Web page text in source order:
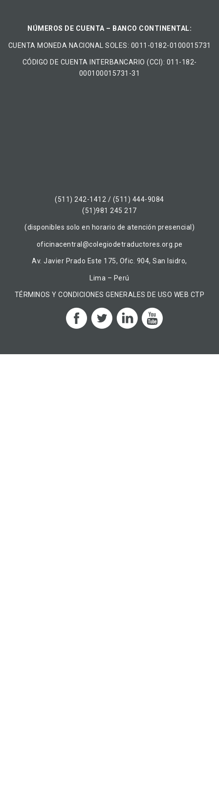
NÚMEROS DE CUENTA – BANCO CONTINENTAL:
CUENTA MONEDA NACIONAL​ ​SOLES​: 0011-0182-0100015731
CÓDIGO DE CUENTA INTERBANCARIO (CCI): 011-182-
000100015731-31
(511) 242-1412 / (511) 444-9084
(51)981 245 217
(disponibles solo en horario de atención presencial)
oficinacentral@colegiodetraductores.org.pe
Av. Javier Prado Este 175, Ofic. 904, San Isidro,
Lima – Perú
TÉRMINOS Y CONDICIONES GENERALES DE USO WEB CTP